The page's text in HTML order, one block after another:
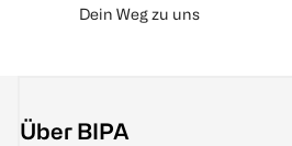
Dein Weg zu uns
Über BIPA